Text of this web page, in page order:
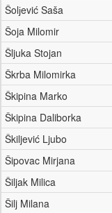
Šolјević Saša
Šoja Milomir
Šljuka Stojan
Škrba Milomirka
Škipina Marko
Škipina Daliborka
Škiljević Ljubo
Šipovac Mirjana
Šiljak Milica
Šilj Milana